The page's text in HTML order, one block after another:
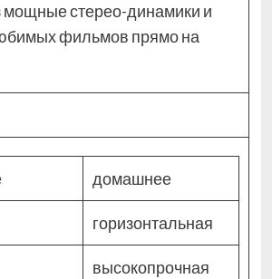
мощные стерео-динамики и
фильмов прямо на
домашнее
горизонтальная
высокопрочная